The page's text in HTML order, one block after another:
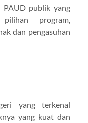
publik yang
pilihan program,
dan pengasuhan
yang terkenal
yang kuat dan